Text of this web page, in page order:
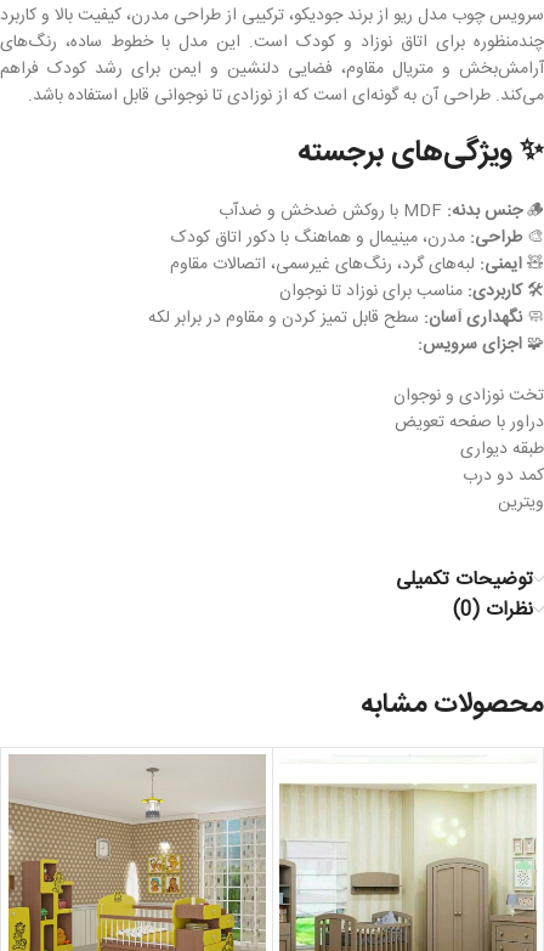
سرویس چوب مدل ریو از برند جودیکو، ترکیبی از طراحی مدرن، کیفیت بالا و کاربرد
چندمنظوره برای اتاق نوزاد و کودک است. این مدل با خطوط ساده، رنگ‌های
آرامش‌بخش و متریال مقاوم، فضایی دلنشین و ایمن برای رشد کودک فراهم
می‌کند. طراحی آن به گونه‌ای است که از نوزادی تا نوجوانی قابل استفاده باشد.
✨ ویژگی‌های برجسته
🪵جنس بدنه:
🎨 طراحی: مدرن، مینیمال و هماهنگ با دکور اتاق کودک
🧸ایمنی: لبه‌های گرد، رنگ‌های غیرسمی، اتصالات مقاوم
🛠️کاربردی: مناسب برای نوزاد تا نوجوان
🧼نگهداری آسان: سطح قابل تمیز کردن و مقاوم در برابر لکه
🧩 اجزای سرویس:
تخت نوزادی و نوجوان
دراور با صفحه تعویض
طبقه دیواری
کمد دو درب
ویترین
توضیحات تکمیلی
نظرات (0)
محصولات مشابه